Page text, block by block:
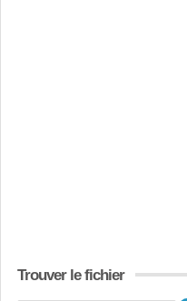
Trouver le fichier